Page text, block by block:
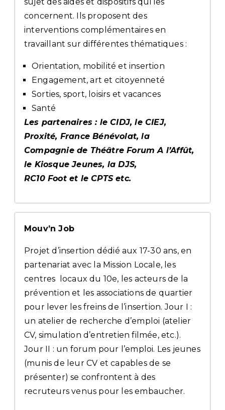
concernent. Ils proposent des
interventions complémentaires en
travaillant sur différentes thématiques :
Orientation, mobilité et insertion
Engagement, art et citoyenneté
Sorties, sport, loisirs et vacances
Santé
Les partenaires : le CIDJ, le CIEJ,
Proxité, France Bénévolat, la
Compagnie de Théâtre Forum A l’Affût,
le Kiosque Jeunes, la DJS,
RC10 Foot et le CPTS etc.
Mouv’n Job
Projet d’insertion dédié aux 17-30 ans, en
partenariat avec la Mission Locale, les
centres locaux du 10e, les acteurs de la
prévention et les associations de quartier
pour lever les freins de l’insertion. Jour I :
un atelier de recherche d’emploi (atelier
CV, simulation d’entretien filmée, etc.).
Jour II : un forum pour l’emploi. Les jeunes
(munis de leur CV et capables de se
présenter) se confrontent à des
recruteurs venus pour les embaucher.